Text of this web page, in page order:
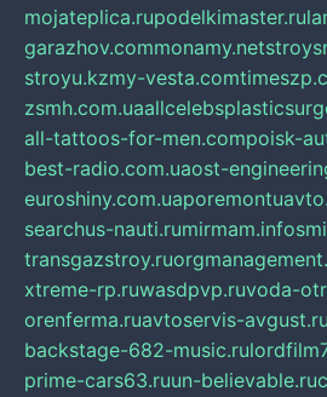
mojateplica.rupodelkimaster.ru
garazhov.commonamy.net
stroyu.kzmy-vesta.com
zsmh.com.ua
all-tattoos-for-men.compoisk-
best-radio.com.uaost-
euroshiny.com.ua
searchus-nauti.rumirmam.info
transgazstroy.ru
xtreme-rp.ruwasdpvp.ruvoda-
orenferma.ruavtoservis-avgust.ru
backstage-682-music.ru
prime-cars63.ruun-believable.ru